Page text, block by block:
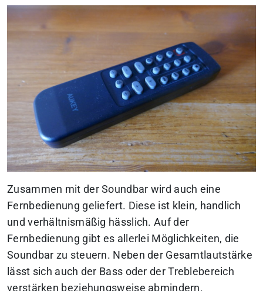
Zusammen mit der Soundbar wird auch eine
Fernbedienung geliefert. Diese ist klein, handlich
und verhältnismäßig hässlich. Auf der
Fernbedienung gibt es allerlei Möglichkeiten, die
Soundbar zu steuern. Neben der Gesamtlautstärke
lässt sich auch der Bass oder der Treblebereich
verstärken beziehungsweise abmindern.